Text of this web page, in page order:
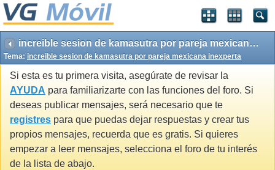
increible sesion de kamasutra por pareja mexicana inexperta
Tema: increible sesion de kamasutra por pareja mexicana inexperta
Si esta es tu primera visita, asegúrate de revisar la
AYUDA para familiarizarte con las funciones del foro. Si
deseas publicar mensajes, será necesario que te
registres para que puedas dejar respuestas y crear tus
propios mensajes, recuerda que es gratis. Si quieres
empezar a leer mensajes, selecciona el foro de tu interés
de la lista de abajo.